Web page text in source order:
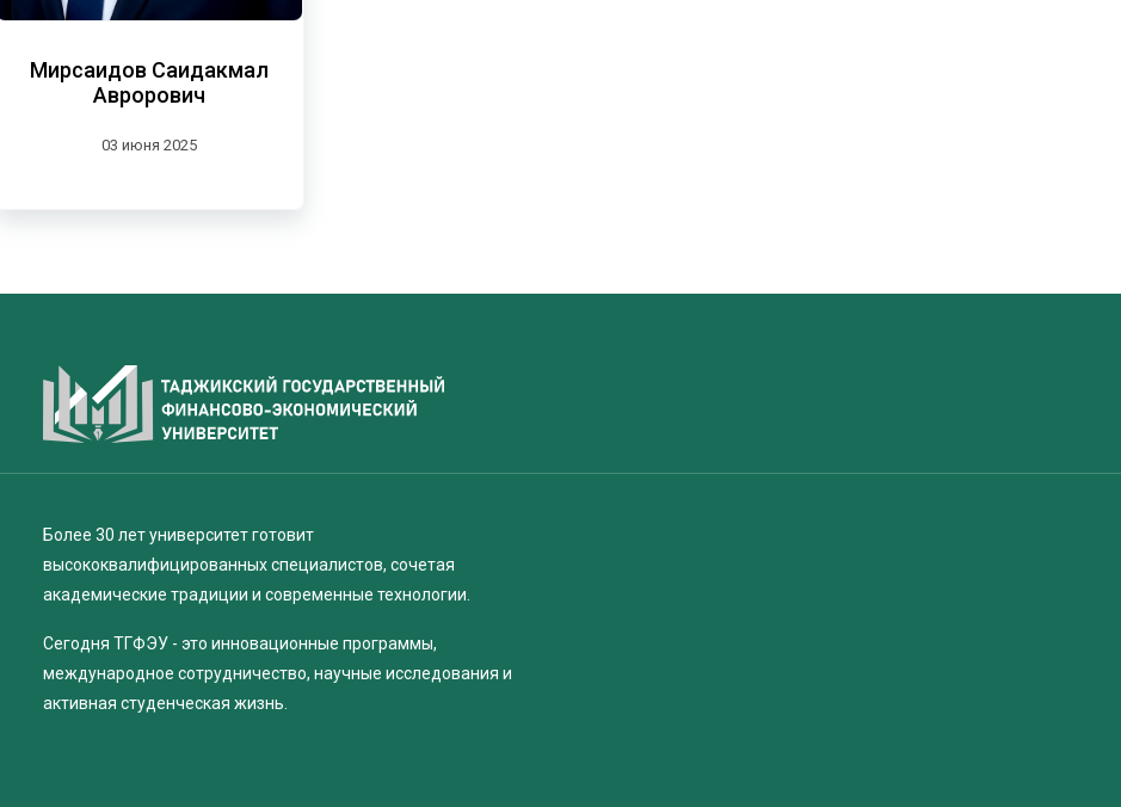
Мирсаидов Саидакмал
Аврорович
03 июня 2025
Более 30 лет университет готовит
высококвалифицированных специалистов, сочетая
академические традиции и современные технологии.
Сегодня ТГФЭУ - это инновационные программы,
международное сотрудничество, научные исследования и
активная студенческая жизнь.